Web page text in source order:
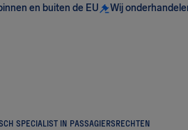
en buiten de EU Wij
SPECIALIST IN PASSAGIERSRECHTEN